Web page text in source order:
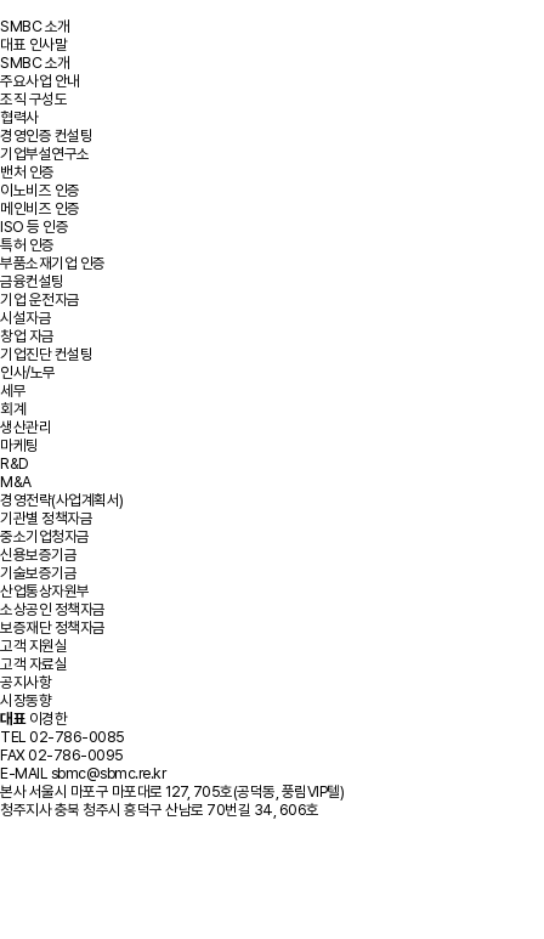
SMBC 소개
대표 인사말
SMBC 소개
주요사업 안내
조직 구성도
협력사
경영인증 컨설팅
기업부설연구소
밴처 인증
이노비즈 인증
메인비즈 인증
ISO 등 인증
특허 인증
부품소재기업 인증
금융컨설팅
기업 운전자금
시설자금
창업 자금
기업진단 컨설팅
인사/노무
세무
회계
생산관리
마케팅
R&D
M&A
경영전략(사업계획서)
기관별 정책자금
중소기업청자금
신용보증기금
기술보증기금
산업통상자원부
소상공인 정책자금
보증재단 정책자금
고객 지원실
고객 자료실
공지사항
시장동향
대표 이경한
TEL 02-786-0085
FAX02-786-0095
E-MAIL sbmc@sbmc.re.kr
본사 서울시 마포구 마포대로 127, 705호(공덕동, 풍림VIP텔)
청주지사 충북 청주시 흥덕구 산남로 70번길 34, 606호